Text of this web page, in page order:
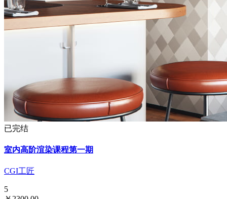
已完结
室内高阶渲染课程第一期
CGI工匠
5